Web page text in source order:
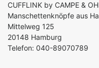
CUFFLINK by CAMPE &
Manschettenknöpfe aus
Mittelweg 125
20148 Hamburg
Telefon: 040-89070789